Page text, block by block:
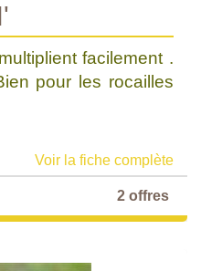
facilement .
pour les rocailles
Voir la fiche complète
2 offres